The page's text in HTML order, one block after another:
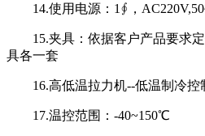
14.使用电源：1∮，
15.夹具：依据客户产品要求定
具各一套
16.高低温拉力机--低温制冷控
17.温控范围：-40~150℃